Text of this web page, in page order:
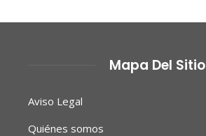
Mapa Del Sitio
Aviso Legal
Quiénes somos